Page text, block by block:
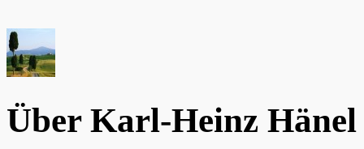
Über Karl-Heinz Hänel